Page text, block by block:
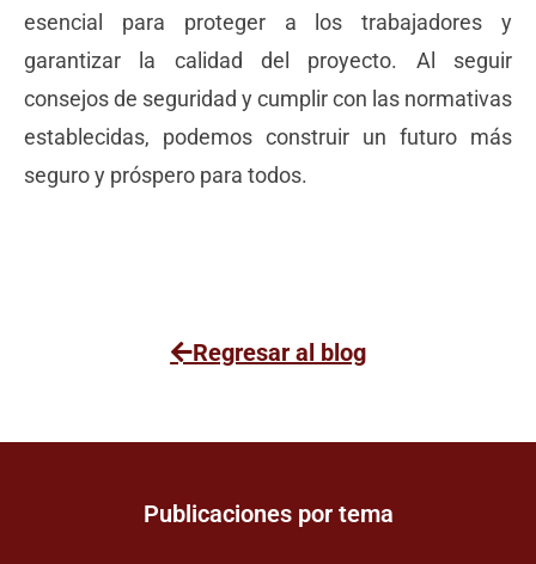
esencial para proteger a los trabajadores y
garantizar la calidad del proyecto. Al seguir
consejos de seguridad y cumplir con las normativas
establecidas, podemos construir un futuro más
seguro y próspero para todos.
Regresar al blog
Publicaciones por tema